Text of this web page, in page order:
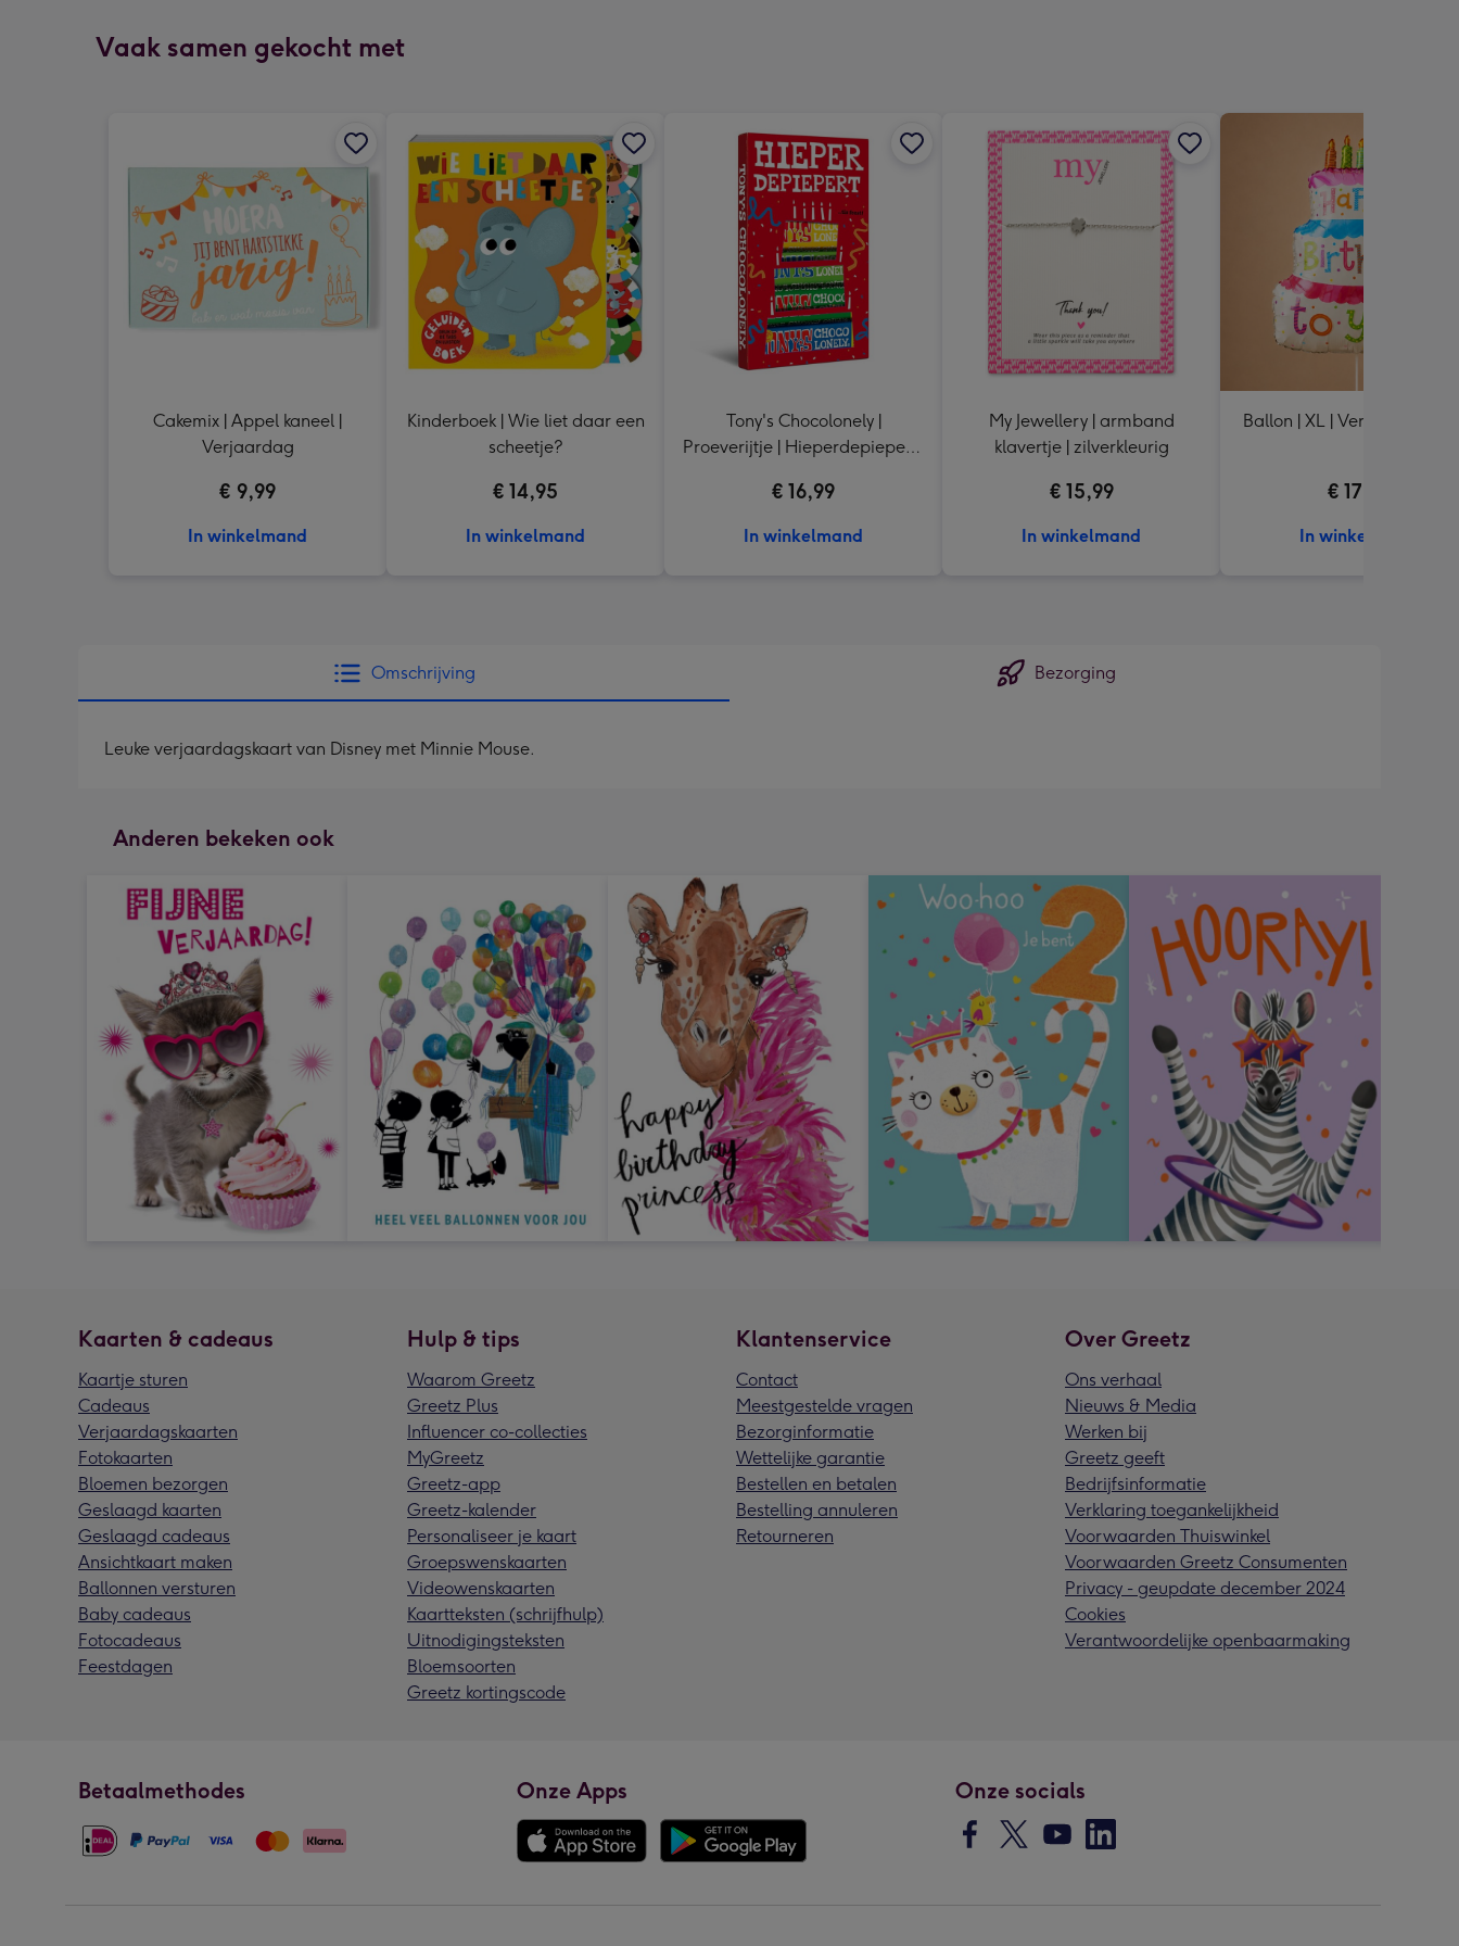
Vaak samen gekocht met
Cakemix | Appel kaneel |
Verjaardag
€ 9,99
In winkelmand
Kinderboek | Wie liet daar een
scheetje?
€ 14,95
In winkelmand
Tony's Chocolonely |
Proeverijtje | Hieperdepiepert |
€ 16,99
In winkelmand
My Jewellery | armband
klavertje | zilverkleurig
€ 15,99
In winkelmand
Ballon | XL |
€ 17,99
In winkelmand
Omschrijving Bezorging
Leuke verjaardagskaart van Disney met Minnie Mouse.
Anderen bekeken ook
Kaarten & cadeaus
Kaartje sturen
Cadeaus
Verjaardagskaarten
Fotokaarten
Bloemen bezorgen
Geslaagd kaarten
Geslaagd cadeaus
Ansichtkaart maken
Ballonnen versturen
Baby cadeaus
Fotocadeaus
Feestdagen
Hulp & tips
Waarom Greetz
Greetz Plus
Influencer co-collecties
MyGreetz
Greetz-app
Greetz-kalender
Personaliseer je kaart
Groepswenskaarten
Videowenskaarten
Kaartteksten (schrijfhulp)
Uitnodigingsteksten
Bloemsoorten
Greetz kortingscode
Klantenservice
Contact
Meestgestelde vragen
Bezorginformatie
Wettelijke garantie
Bestellen en betalen
Bestelling annuleren
Retourneren
Over Greetz
Ons verhaal
Nieuws & Media
Werken bij
Greetz geeft
Bedrijfsinformatie
Verklaring toegankelijkheid
Voorwaarden Thuiswinkel
Voorwaarden Greetz Consumenten
Privacy - geupdate december 2024
Cookies
Verantwoordelijke openbaarmaking
Betaalmethodes Onze Apps Onze socials